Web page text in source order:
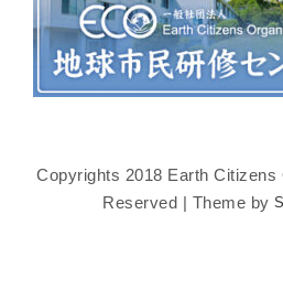
Copyrights 2018 Earth Citizens
Reserved | Theme by